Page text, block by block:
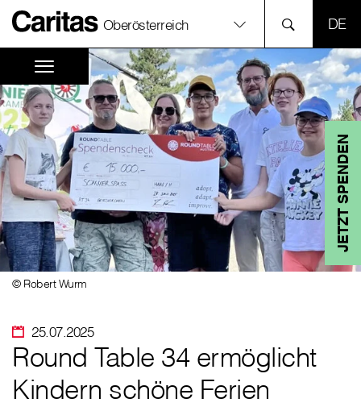
Oberösterreich
JETZT SPENDEN
25.07.2025
© Robert Wurm
Round Table 34 ermöglicht
Kindern schöne Ferien